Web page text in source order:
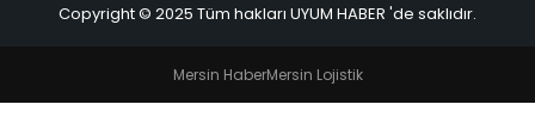
Copyright © 2025 Tüm hakları UYUM HABER 'de saklıdır.
Mersin HaberMersin Lojistik